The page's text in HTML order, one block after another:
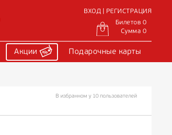
ВХОД | РЕГИСТРАЦИЯ
Билетов 0
Сумма 0
Акции Подарочные карты
В избранном у 10 пользователей